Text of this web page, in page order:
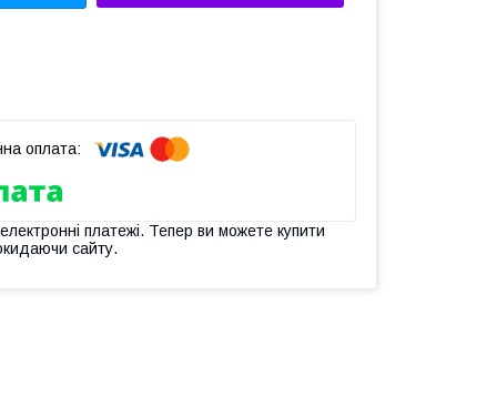
платежі. Тепер ви можете купити
сайту.